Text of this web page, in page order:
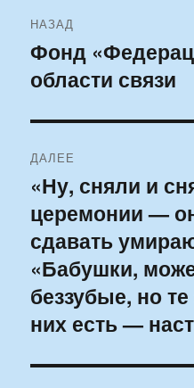
по
записям
НАЗАД
Предыдущая
запись:
Фонд
области связи
ДАЛЕЕ
Следующая
запись:
«Ну, сняли и
церемонии —
сдавать
«Бабушки,
беззубые, но
них есть —